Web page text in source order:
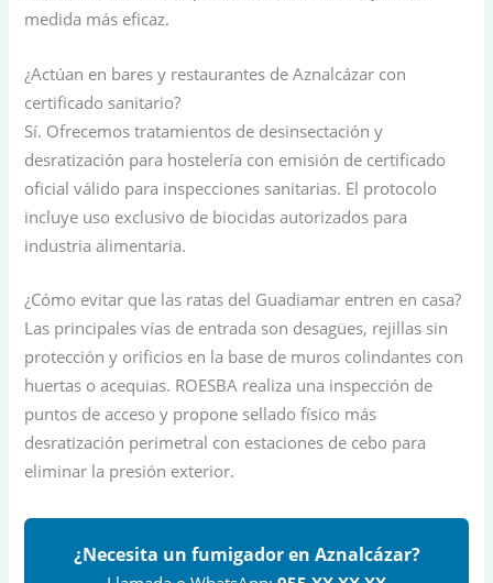
medida más eficaz.
¿Actúan en bares y restaurantes de Aznalcázar con
certificado sanitario?
Sí. Ofrecemos tratamientos de desinsectación y
desratización para hostelería con emisión de certificado
oficial válido para inspecciones sanitarias. El protocolo
incluye uso exclusivo de biocidas autorizados para
industria alimentaria.
¿Cómo evitar que las ratas del Guadiamar entren en casa?
Las principales vías de entrada son desagües, rejillas sin
protección y orificios en la base de muros colindantes con
huertas o acequias. ROESBA realiza una inspección de
puntos de acceso y propone sellado físico más
desratización perimetral con estaciones de cebo para
eliminar la presión exterior.
¿Necesita un fumigador en Aznalcázar?